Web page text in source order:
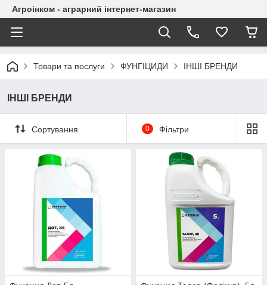
Агроінком - аграрний інтернет-магазин
Товари та послуги ФУНГІЦИДИ ІНШІ БРЕНДИ
ІНШІ БРЕНДИ
Сортування 0 Фільтри